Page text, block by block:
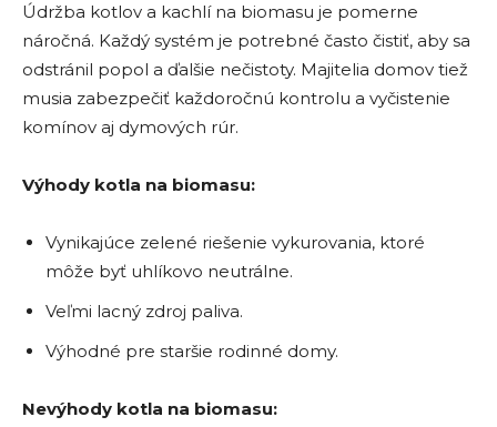
Údržba kotlov a kachlí na biomasu je pomerne
náročná. Každý systém je potrebné často čistiť, aby sa
odstránil popol a ďalšie nečistoty. Majitelia domov tiež
musia zabezpečiť každoročnú kontrolu a vyčistenie
komínov aj dymových rúr.
Výhody kotla na biomasu:
Vynikajúce zelené riešenie vykurovania, ktoré
môže byť uhlíkovo neutrálne.
Veľmi lacný zdroj paliva.
Výhodné pre staršie rodinné domy.
Nevýhody kotla na biomasu: